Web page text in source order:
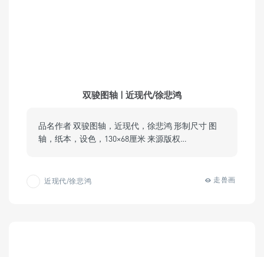
双骏图轴 | 近现代/徐悲鸿
品名作者 双骏图轴，近现代，徐悲鸿 形制尺寸 图
轴，纸本，设色，130×68厘米 来源版权…
近现代/徐悲鸿 走兽画